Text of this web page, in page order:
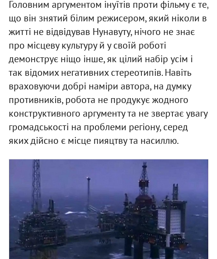
Головним аргументом інуїтів проти фільму є те,
що він знятий білим режисером, який ніколи в
житті не відвідував Нунавуту, нічого не знає
про місцеву культуру й у своїй роботі
демонструє ніщо інше, як цілий набір усім і
так відомих негативних стереотипів. Навіть
враховуючи добрі наміри автора, на думку
противників, робота не продукує жодного
конструктивного аргументу та не звертає увагу
громадськості на проблеми регіону, серед
яких дійсно є місце пияцтву та насиллю.